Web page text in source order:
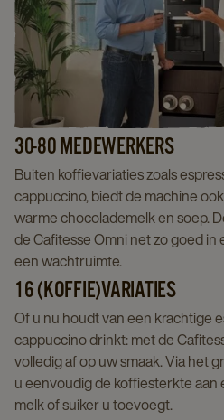
30-80 MEDEWERKERS
Buiten koffievariaties zoals
cappuccino, biedt de machine
warme chocolademelk en soep.
de Cafitesse Omni net zo goed in
een wachtruimte.
16 (KOFFIE)VARIATIES
Of u nu houdt van een krachtige
cappuccino drinkt: met de
volledig af op uw smaak. Via het
u eenvoudig de koffiesterkte aan
melk of suiker u toevoegt.